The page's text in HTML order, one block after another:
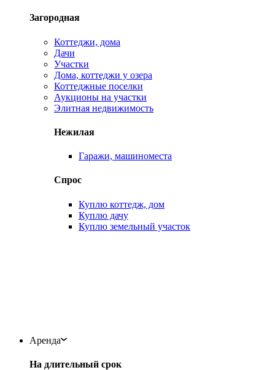
Загородная
Коттеджи, дома
Дачи
Участки
Дома, коттеджи у озера
Коттеджные поселки
Аукционы на участки
Элитная недвижимость
Нежилая
Гаражи, машиноместа
Спрос
Куплю коттедж, дом
Куплю дачу
Куплю земельный участок
Аренда
На длительный срок